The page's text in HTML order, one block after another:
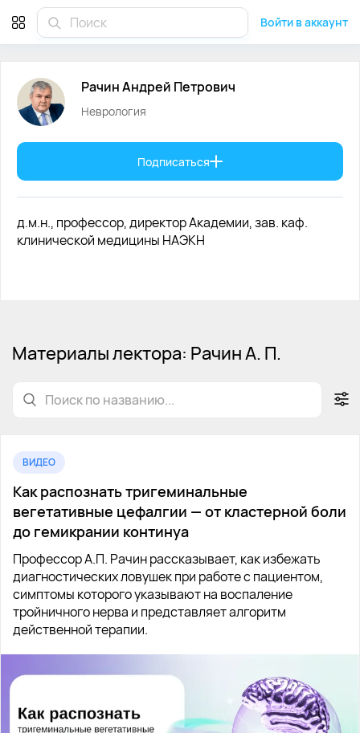
Войти в аккаунт
РачинАндрей Петрович
Неврология
Подписаться
д.м.н., профессор, директор Академии, зав. каф.
клинической медицины НАЭКН
Материалы лектора: Рачин А. П.
ВИДЕО
Как распознать тригеминальные
вегетативные цефалгии — от кластерной боли
до гемикрании континуа
Профессор А.П. Рачин рассказывает, как избежать
диагностических ловушек при работе с пациентом,
симптомы которого указывают на воспаление
тройничного нерва и представляет алгоритм
действенной терапии.
Рачин Андрей Петрович невролог